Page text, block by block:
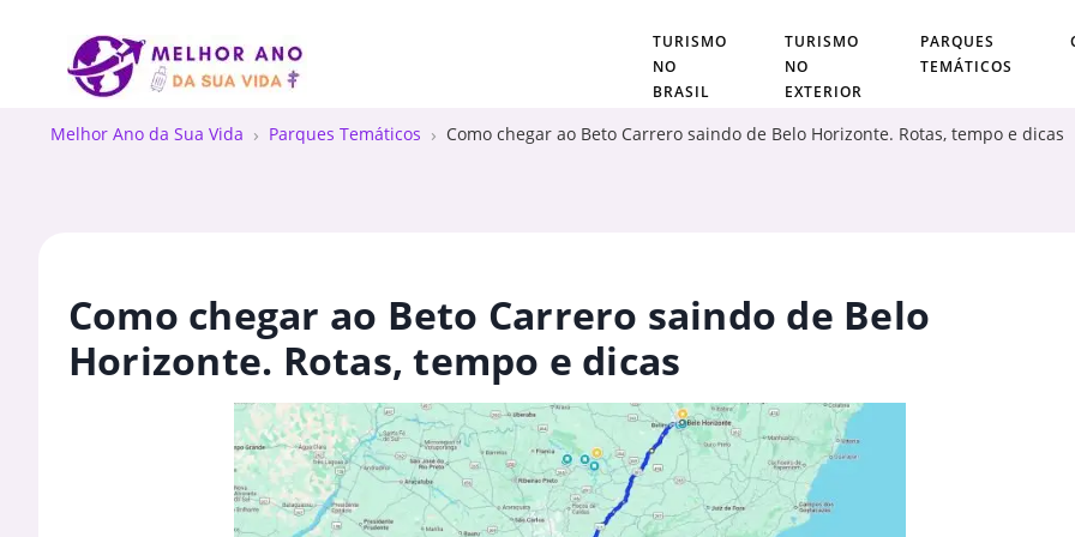
TURISMO
NO
BRASIL
TURISMO
NO
EXTERIOR
PARQUES
TEMÁTICOS
Melhor Ano da Sua Vida Parques Temáticos Como chegar ao Beto Carrero saindo de Belo Horizonte. Rotas, tempo e dicas
Como chegar ao Beto Carrero saindo de Belo
Horizonte. Rotas, tempo e dicas